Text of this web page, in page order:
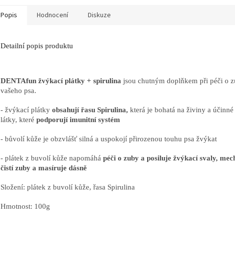
Popis Hodnocení Diskuze
Detailní popis produktu
DENTAfun žvýkací plátky + spirulina jsou chutným doplňkem při péči o
vašeho psa.
- žvýkací plátky obsahují řasu Spirulina, která je bohatá na živiny a
látky, které podporují imunitní systém
- bůvolí kůže je obzvlášť silná a uspokojí přirozenou touhu psa žvýkat
- plátek z buvolí kůže napomáhá péči o zuby a posiluje žvýkací svaly,
čistí zuby a masíruje dásně
Složení: plátek z buvolí kůže, řasa Spirulina
Hmotnost: 100g